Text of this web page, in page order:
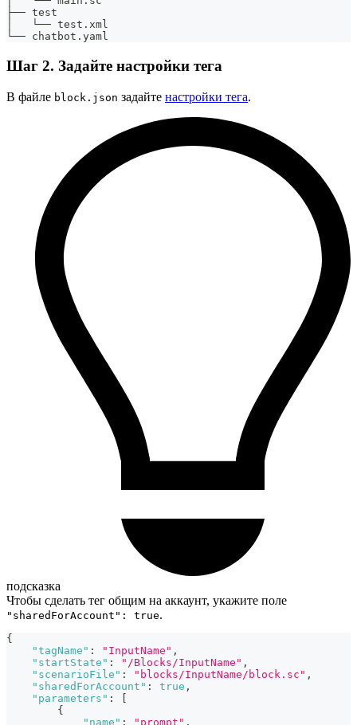
├── test
│   └── test.xml
└── chatbot.yaml
Шаг 2. Задайте настройки тега
В файле block.json задайте настройки тега.
подсказка
Чтобы сделать тег общим на аккаунт, укажите поле
"sharedForAccount": true.
{
"tagName" : "InputName" ,
"startState" : "/Blocks/InputName" ,
"scenarioFile" : "blocks/InputName/block.sc" ,
"sharedForAccount" : true ,
"parameters" :
[
{
"name" : "prompt" ,